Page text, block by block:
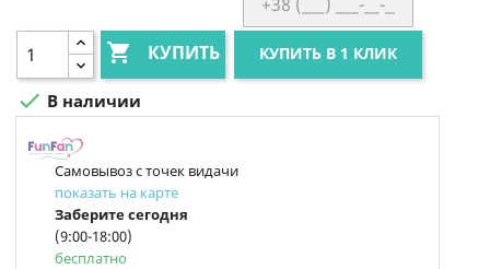
 КУПИТЬ КУПИТЬ В 1 КЛИК
 В наличии
Самовывоз с точек видачи
показать на карте
Заберите сегодня
(9:00-18:00)
бесплатно